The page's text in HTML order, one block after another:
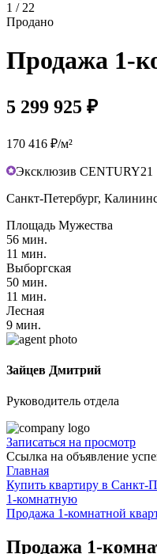
1 / 22
Продано
Продажа 1-
5 299 925 ₽
170 416 ₽/м²
Эксклюзив CENTURY21
Санкт-Петербург,
Площадь Мужества
56 мин.
11 мин.
Выборгская
50 мин.
11 мин.
Лесная
9 мин.
Зайцев Дмитрий
Руководитель отдела
Записаться на просмотр
Ссылка на объявление
Главная
Купить квартиру в Санкт-
1-комнатную
Продажа 1-комнатной
Продажа 1-